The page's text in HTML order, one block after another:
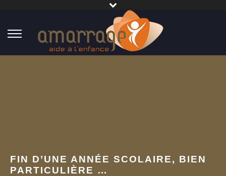
FIN D’UNE ANNÉE SCOLAIRE, BIEN
PARTICULIÈRE …